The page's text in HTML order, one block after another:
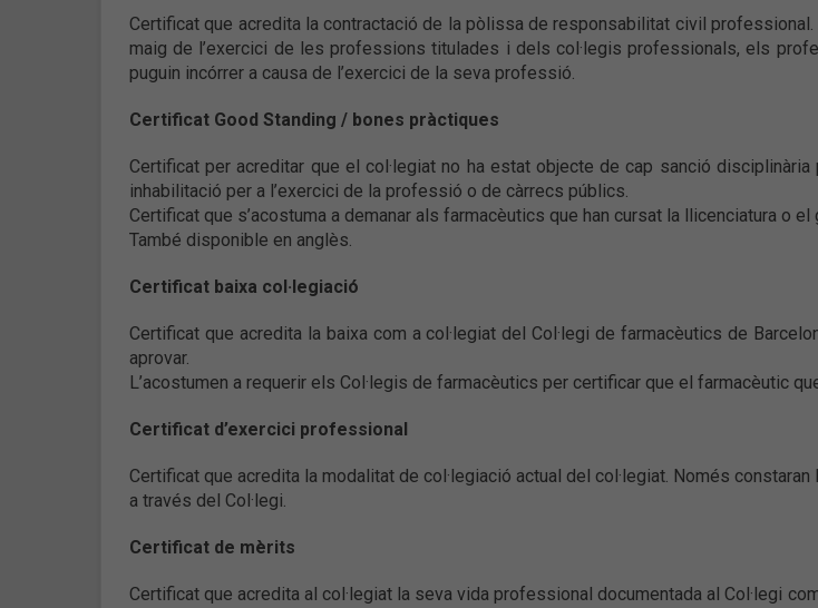
Certificat que acredita la contractació de la pòlissa de responsabilitat civil
maig de l’exercici de les professions titulades i dels col·legis professionals, els
puguin incórrer a causa de l’exercici de la seva professió.
Certificat Good Standing / bones pràctiques
Certificat per acreditar que el col·legiat no ha estat objecte de cap sanció
inhabilitació per a l’exercici de la professió o de càrrecs públics.
Certificat que s’acostuma a demanar als farmacèutics que han cursat la llicenciatura o el
També disponible en anglès.
Certificat baixa col·legiació
Certificat que acredita la baixa com a col·legiat del Col·legi de farmacèutics de
aprovar.
L’acostumen a requerir els Col·legis de farmacèutics per certificar que el farmacèutic
Certificat d’exercici professional
Certificat que acredita la modalitat de col·legiació actual del col·legiat. Només
a través del Col·legi.
Certificat de mèrits
Certificat que acredita al col·legiat la seva vida professional documentada al Col·legi